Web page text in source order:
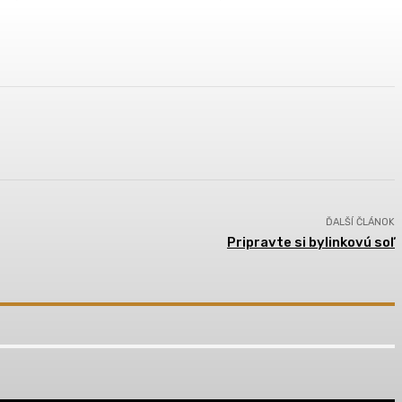
ĎALŠÍ ČLÁNOK
Pripravte si bylinkovú soľ